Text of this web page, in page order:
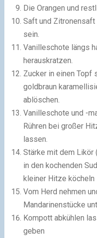
Die Orangen und
Saft und
sein.
Vanilleschote längs
herauskratzen.
Zucker in einen Topf
goldbraun
ablöschen.
Vanilleschote und -
Rühren bei großer
lassen.
Stärke mit dem Likör
in den kochenden
kleiner Hitze köcheln
Vom Herd nehmen
Mandarinenstücke
Kompott abkühlen
geben